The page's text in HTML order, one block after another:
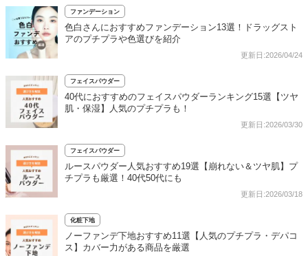
ファンデーション
色白さんにおすすめファンデーション13選！ドラッグスト
アのプチプラや色選びを紹介
更新日:2026/04/24
フェイスパウダー
40代におすすめのフェイスパウダーランキング15選【ツヤ
肌・保湿】人気のプチプラも！
更新日:2026/03/30
フェイスパウダー
ルースパウダー人気おすすめ19選【崩れない＆ツヤ肌】プ
チプラも厳選！40代50代にも
更新日:2026/03/18
化粧下地
ノーファンデ下地おすすめ11選【人気のプチプラ・デパコ
ス】カバー力がある商品を厳選